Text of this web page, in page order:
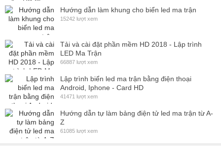
miễn phí. Chúc các bạn lắp đặt được những biển led ấn tượng,
mang lại hiệu quả quảng cáo tối ưu.
Hướng dẫn làm khung cho biển led ma trận
15242 lượt xem
Tải và cài đặt phần mềm HD 2018 - Lập trình
LED Ma Trận
66887 lượt xem
Lập trình biển led ma trận bằng điện thoại
Android, Iphone - Card HD
41471 lượt xem
Hướng dẫn tự làm bảng điện tử led ma trận từ A-
Z
61085 lượt xem